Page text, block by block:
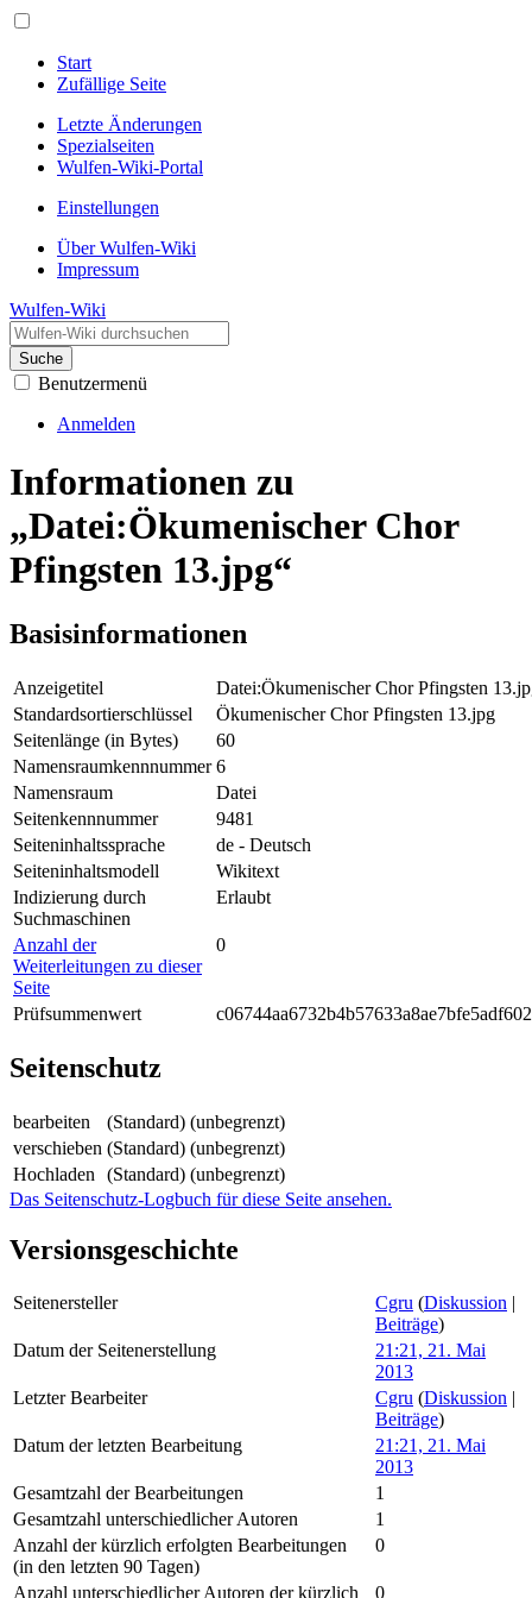
Start
Zufällige Seite
Letzte Änderungen
Spezialseiten
Wulfen-Wiki-Portal
Einstellungen
Über Wulfen-Wiki
Impressum
Wulfen-Wiki
Suche
Benutzermenü
Anmelden
Informationen zu
„Datei:Ökumenischer Chor
Pfingsten 13.jpg“
Basisinformationen
Anzeigetitel
Datei:Ökumenischer Chor Pfingsten
Standardsortierschlüssel
Ökumenischer Chor Pfingsten 13.jpg
Seitenlänge (in Bytes)
60
Namensraumkennnummer 6
Namensraum
Datei
Seitenkennnummer
9481
Seiteninhaltssprache
de - Deutsch
Seiteninhaltsmodell
Wikitext
Indizierung durch
Suchmaschinen
Erlaubt
Anzahl der
Weiterleitungen zu dieser
Seite
0
Prüfsummenwert
Seitenschutz
bearbeiten
(Standard) (unbegrenzt)
verschieben (Standard) (unbegrenzt)
Hochladen
(Standard) (unbegrenzt)
Das Seitenschutz-Logbuch für diese Seite ansehen.
Versionsgeschichte
Seitenersteller Cgru (Diskussion |
Beiträge)
Datum der Seitenerstellung
21:21, 21. Mai
2013
Letzter Bearbeiter
Cgru (Diskussion |
Beiträge)
Datum der letzten Bearbeitung
21:21, 21. Mai
2013
Gesamtzahl der Bearbeitungen
1
Gesamtzahl unterschiedlicher Autoren
1
Anzahl der kürzlich erfolgten Bearbeitungen
(in den letzten 90 Tagen)
0
Anzahl unterschiedlicher Autoren der kürzlich 0